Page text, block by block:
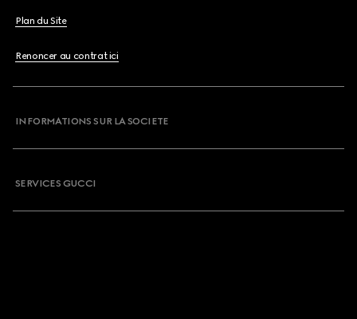
Plan du Site
Renoncer au contrat ici
INFORMATIONS SUR LA SOCIETE
SERVICES GUCCI